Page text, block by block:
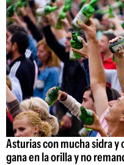
Asturias con mucha sidra y
gana en la orilla y no